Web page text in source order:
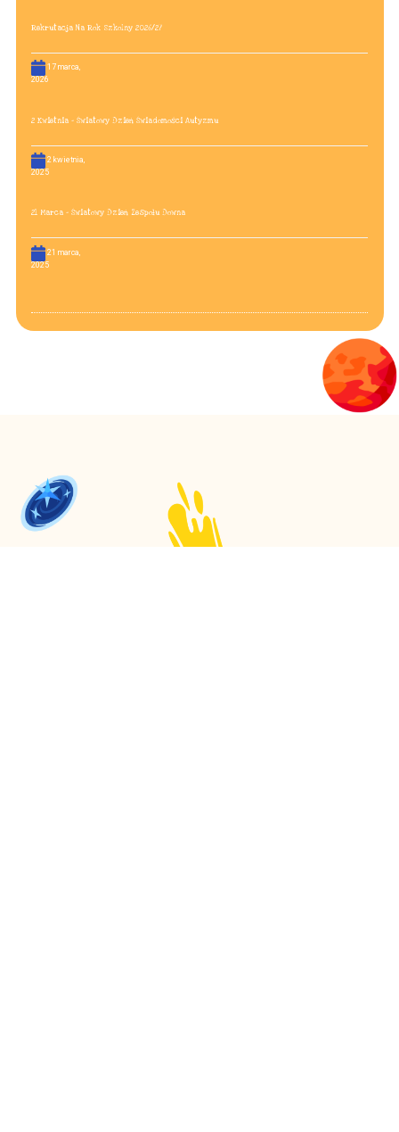
Rekrutacja Na Rok Szkolny 2026/27
17 marca,
2026
2 Kwietnia – Światowy Dzień Świadomości Autyzmu
2 kwietnia,
2025
21 Marca – Światowy Dzień Zespołu Downa
21 marca,
2025